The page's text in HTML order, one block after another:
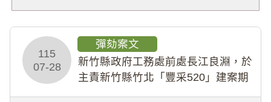
115
07-28
彈劾案文
新竹縣政府工務處前處長江良淵，於
主責新竹縣竹北「豐采520」建案期